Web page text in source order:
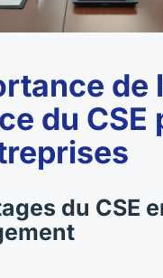
de
du CSE
du CSE